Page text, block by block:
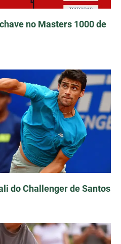
no Masters 1000 de
do Challenger de Santos